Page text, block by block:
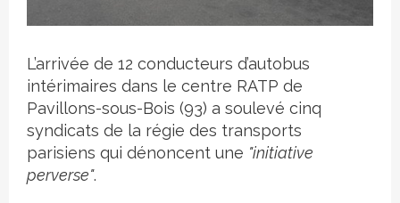
Crédit photo
L’arrivée de 12 conducteurs d’autobus
intérimaires dans le centre RATP de
Pavillons-sous-Bois (93) a soulevé cinq
syndicats de la régie des transports
parisiens qui dénoncent une "initiative
perverse".